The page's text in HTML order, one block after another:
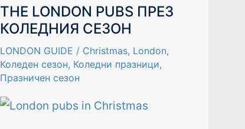
THE LONDON PUBS ПРЕЗ
КОЛЕДНИЯ СЕЗОН
LONDON GUIDE / Christmas, London,
Коледен сезон, Коледни празници,
Празничен сезон
THE
LONDON
PUBS
ПРЕЗ
КОЛЕДНИЯ
СЕЗОН